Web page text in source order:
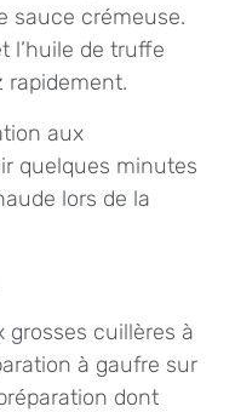
sauce crémeuse.
l’huile de truffe
rapidement.
aux
quelques minutes
lors de la
grosses cuillères à
à gaufre sur
dont